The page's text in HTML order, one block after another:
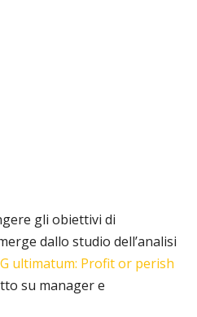
gli obiettivi di
dallo studio dell’analisi
ultimatum: Profit or perish
su manager e